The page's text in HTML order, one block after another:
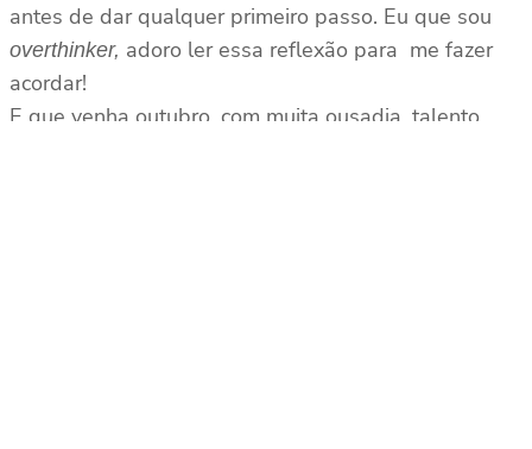
antes de dar qualquer primeiro passo. Eu que sou
overthinker, adoro ler essa reflexão para me fazer
acordar!
E que venha outubro, com muita ousadia, talento,